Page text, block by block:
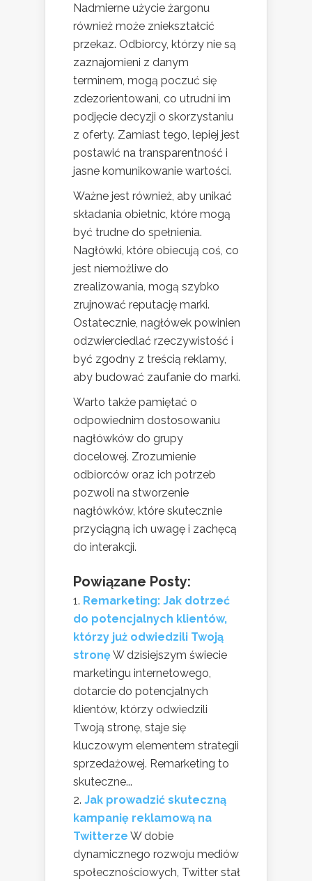
Nadmierne użycie żargonu
również może zniekształcić
przekaz. Odbiorcy, którzy nie są
zaznajomieni z danym
terminem, mogą poczuć się
zdezorientowani, co utrudni im
podjęcie decyzji o skorzystaniu
z oferty. Zamiast tego, lepiej jest
postawić na transparentność i
jasne komunikowanie wartości.
Ważne jest również, aby unikać
składania obietnic, które mogą
być trudne do spełnienia.
Nagłówki, które obiecują coś, co
jest niemożliwe do
zrealizowania, mogą szybko
zrujnować reputację marki.
Ostatecznie, nagłówek powinien
odzwierciedlać rzeczywistość i
być zgodny z treścią reklamy,
aby budować zaufanie do marki.
Warto także pamiętać o
odpowiednim dostosowaniu
nagłówków do grupy
docelowej. Zrozumienie
odbiorców oraz ich potrzeb
pozwoli na stworzenie
nagłówków, które skutecznie
przyciągną ich uwagę i zachęcą
do interakcji.
Powiązane Posty:
Remarketing: Jak dotrzeć
do potencjalnych klientów,
którzy już odwiedzili Twoją
stronęW dzisiejszym świecie
marketingu internetowego,
dotarcie do potencjalnych
klientów, którzy odwiedzili
Twoją stronę, staje się
kluczowym elementem strategii
sprzedażowej. Remarketing to
skuteczne...
Jak prowadzić skuteczną
kampanię reklamową na
Twitterze W dobie
dynamicznego rozwoju mediów
społecznościowych, Twitter stał